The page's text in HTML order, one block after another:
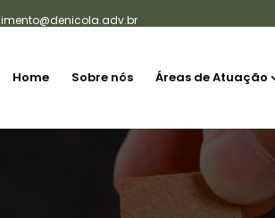
Home Sobre nós Áreas de Atuação